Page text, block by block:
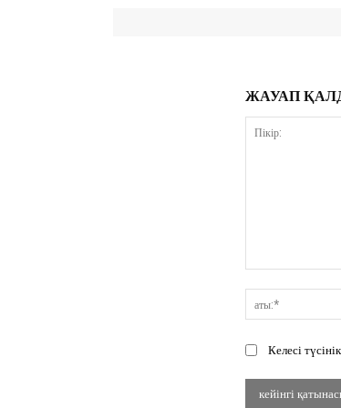
ЖАУАП
Келесі